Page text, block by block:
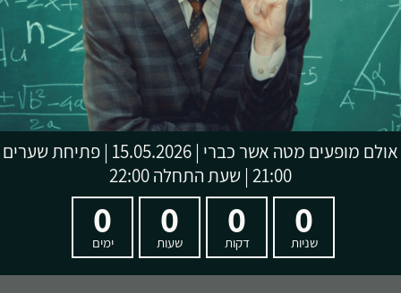
אולם מופעים מטה אשר כברי |
15.05.2026 | פתיחת שערים
21:00 | שעת התחלה 22:00
0
שניות
0
דקות
0
שעות
0
ימים